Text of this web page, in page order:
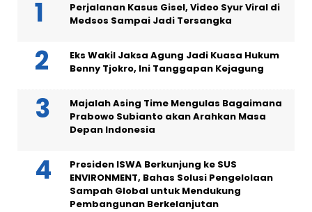
Perjalanan Kasus Gisel, Video Syur Viral di
Medsos Sampai Jadi Tersangka
Eks Wakil Jaksa Agung Jadi Kuasa Hukum
Benny Tjokro, Ini Tanggapan Kejagung
Majalah Asing Time Mengulas Bagaimana
Prabowo Subianto akan Arahkan Masa
Depan Indonesia
Presiden ISWA Berkunjung ke SUS
ENVIRONMENT, Bahas Solusi Pengelolaan
Sampah Global untuk Mendukung
Pembangunan Berkelanjutan